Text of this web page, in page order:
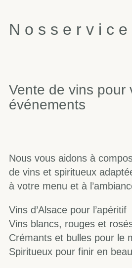
N o s s e r v i c e
Vente de vins pour
événements
Nous vous aidons à
de vins et spiritueux
à votre menu et à
Vins d’Alsace pour l’apéritif
Vins blancs, rouges et
Crémants et bulles pour le
Spiritueux pour finir en